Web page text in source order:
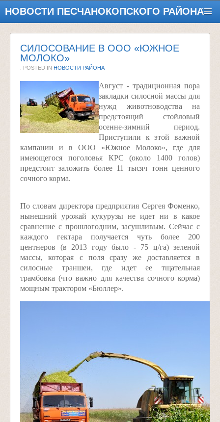
НОВОСТИ ПЕСЧАНОКОПСКОГО РАЙОНА
СИЛОСОВАНИЕ В ООО «ЮЖНОЕ
МОЛОКО»
. POSTED IN НОВОСТИ РАЙОНА
Август - традиционная пора
закладки силосной массы для
нужд животноводства на
предстоящий стойловый
осенне-зимний период.
Приступили к этой важной
кампании и в ООО «Южное Молоко», где для
имеющегося поголовья КРС (около 1400 голов)
предстоит заложить более 11 тысяч тонн ценного
сочного корма.
По словам директора предприятия Сергея Фоменко,
нынешний урожай кукурузы не идет ни в какое
сравнение с прошлогодним, засушливым. Сейчас с
каждого гектара получается чуть более 200
центнеров (в 2013 году было - 75 ц/га) зеленой
массы, которая с поля сразу же доставляется в
силосные траншеи, где идет ее тщательная
трамбовка (что важно для качества сочного корма)
мощным трактором «Бюллер».